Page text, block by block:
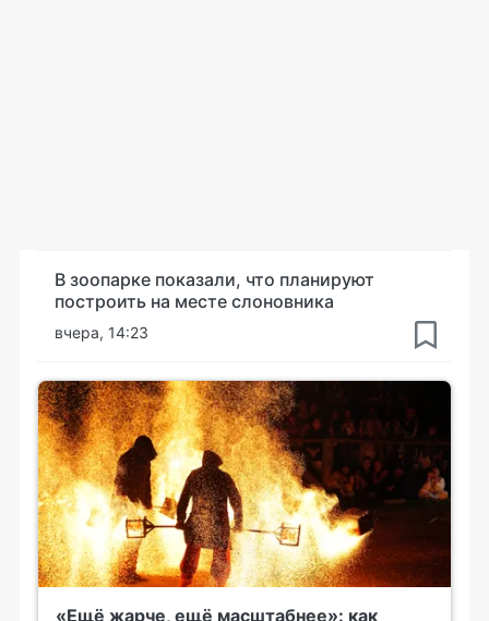
В зоопарке показали, что планируют
построить на месте слоновника
вчера, 14:23
«Ещё жарче, ещё масштабнее»: как